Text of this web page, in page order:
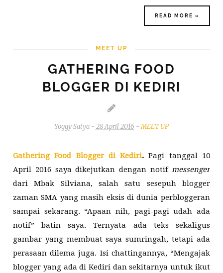
READ MORE »
MEET UP
GATHERING FOOD
BLOGGER DI KEDIRI
Yoggy Satya - 28 April 2016 -MEET UP
Gathering Food Blogger di Kediri. Pagi tanggal 10
April 2016 saya dikejutkan dengan notif messenger
dari Mbak Silviana, salah satu sesepuh blogger
zaman SMA yang masih eksis di dunia perbloggeran
sampai sekarang. “Apaan nih, pagi-pagi udah ada
notif” batin saya. Ternyata ada teks sekaligus
gambar yang membuat saya sumringah, tetapi ada
perasaan dilema juga. Isi chattingannya, “Mengajak
blogger yang ada di Kediri dan sekitarnya untuk ikut